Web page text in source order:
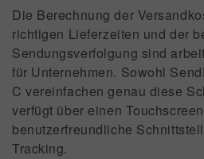
Die Berechnung der
richtigen Lieferzeiten und der
Sendungsverfolgung sind
für Unternehmen. Sowohl
C vereinfachen genau diese
verfügt über einen
benutzerfreundliche
Tracking.